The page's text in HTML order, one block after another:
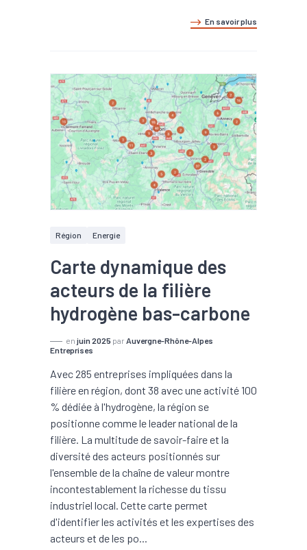
En savoir plus
Région Energie
Carte dynamique des
acteurs de la filière
hydrogène bas-carbone
en juin 2025 par Auvergne-Rhône-Alpes
Entreprises
Avec 285 entreprises impliquées dans la
filière en région, dont 38 avec une activité 100
% dédiée à l'hydrogène, la région se
positionne comme le leader national de la
filière. La multitude de savoir-faire et la
diversité des acteurs positionnés sur
l'ensemble de la chaîne de valeur montre
incontestablement la richesse du tissu
industriel local. Cette carte permet
d'identifier les activités et les expertises des
acteurs et de les po...